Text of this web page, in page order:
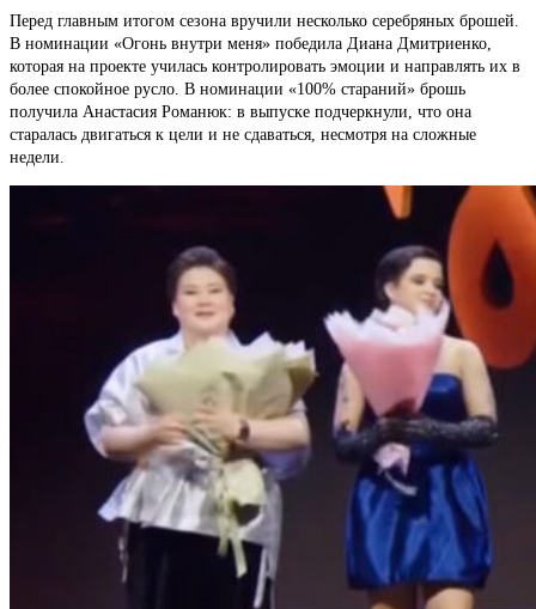
Перед главным итогом сезона вручили несколько серебряных брошей.
В номинации «Огонь внутри меня» победила Диана Дмитриенко,
которая на проекте училась контролировать эмоции и направлять их в
более спокойное русло. В номинации «100% стараний» брошь
получила Анастасия Романюк: в выпуске подчеркнули, что она
старалась двигаться к цели и не сдаваться, несмотря на сложные
недели.